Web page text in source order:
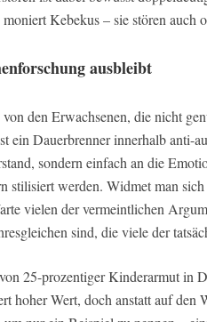
moniert Kebekus – sie stören auch
ausbleibt
von den Erwachsenen, die nicht
ein Dauerbrenner innerhalb anti-
sondern einfach an die
stilisiert werden. Widmet man
vielen der vermeintlichen
sind, die viele der
25-prozentiger Kinderarmut in
hoher Wert, doch anstatt auf den